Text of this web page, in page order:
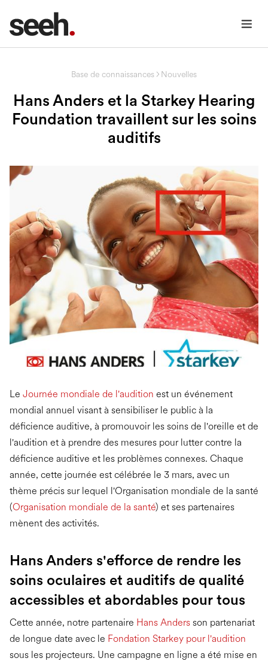
Base de connaissances Nouvelles
Hans Anders et la Starkey Hearing
Foundation travaillent sur les soins
auditifs
Le Journée mondiale de l'audition est un événement
mondial annuel visant à sensibiliser le public à la
déficience auditive, à promouvoir les soins de l'oreille et de
l'audition et à prendre des mesures pour lutter contre la
déficience auditive et les problèmes connexes. Chaque
année, cette journée est célébrée le 3 mars, avec un
thème précis sur lequel l'Organisation mondiale de la santé
(Organisation mondiale de la santé) et ses partenaires
mènent des activités.
Hans Anders s'efforce de rendre les
soins oculaires et auditifs de qualité
accessibles et abordables pour tous
Cette année, notre partenaire Hans Anders son partenariat
de longue date avec le Fondation Starkey pour l'audition
sous les projecteurs. Une campagne en ligne a été mise en